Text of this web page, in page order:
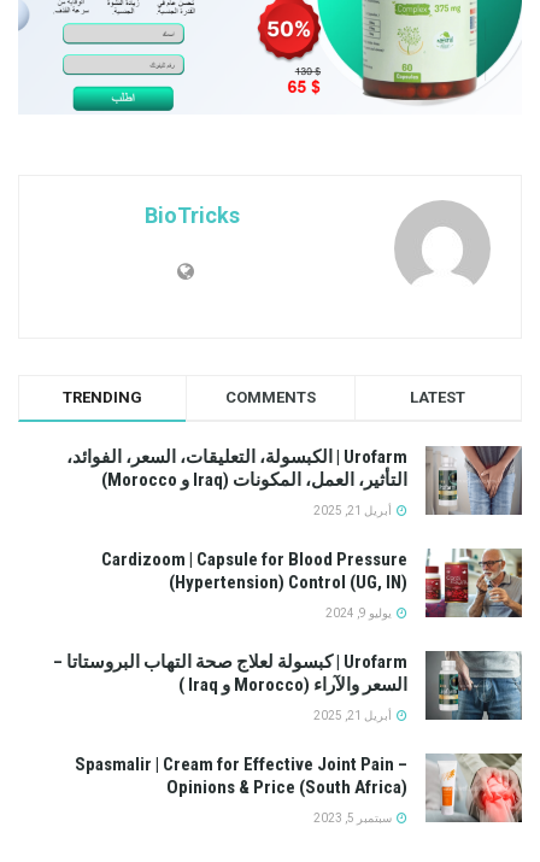
BioTricks
TRENDING COMMENTS LATEST
Urofarm | الكبسولة، التعليقات، السعر، الفوائد،
التأثير، العمل، المكونات (Iraq و Morocco)
أبريل 21, 2025
Cardizoom | Capsule for Blood Pressure
(Hypertension) Control (UG, IN)
يوليو 9, 2024
Urofarm | كبسولة لعلاج صحة التهاب البروستاتا –
السعر والآراء (Morocco و Iraq )
أبريل 21, 2025
Spasmalir | Cream for Effective Joint Pain –
Opinions & Price (South Africa)
سبتمبر 5, 2023